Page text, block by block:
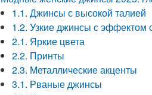
1.1. Джинсы с высокой талией
1.2. Узкие джинсы с эффектом
2.1. Яркие цвета
2.2. Принты
2.3. Металлические акценты
3.1. Рваные джинсы